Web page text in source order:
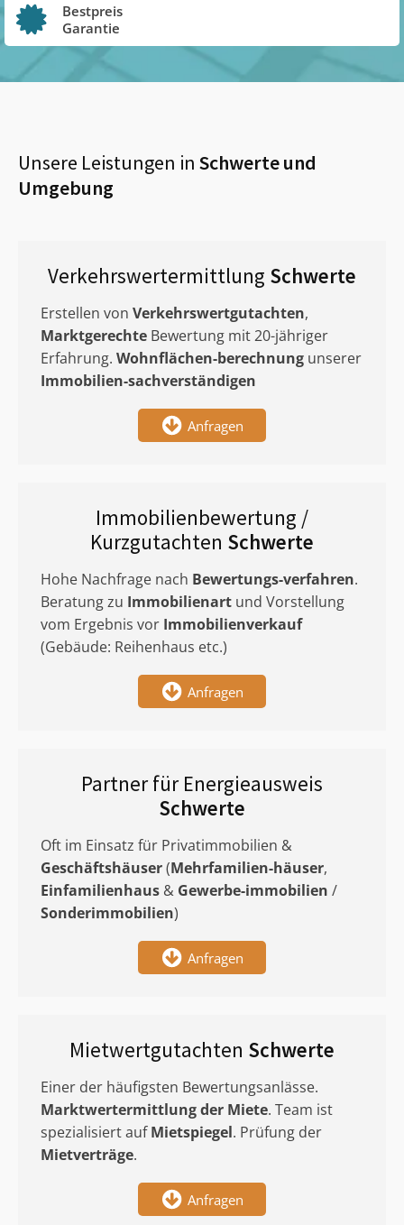
Bestpreis
Garantie
Unsere Leistungen in Schwerteund
Umgebung
Verkehrswertermittlung Schwerte
Erstellen von Verkehrswertgutachten,
Marktgerechte Bewertung mit 20-jähriger
Erfahrung. Wohnflächen-berechnung unserer
Immobilien-sachverständigen
Anfragen
Immobilienbewertung /
Kurzgutachten Schwerte
Hohe Nachfrage nach Bewertungs-verfahren.
Beratung zu Immobilienart und Vorstellung
vom Ergebnis vor Immobilienverkauf
(Gebäude: Reihenhaus etc.)
Anfragen
Partner für Energieausweis
Schwerte
Oft im Einsatz für Privatimmobilien &
Geschäftshäuser(Mehrfamilien-häuser,
Einfamilienhaus & Gewerbe-immobilien /
Sonderimmobilien)
Anfragen
Mietwertgutachten Schwerte
Einer der häufigsten Bewertungsanlässe.
Marktwertermittlungder Miete. Team ist
spezialisiert aufMietspiegel. Prüfung der
Mietverträge.
Anfragen